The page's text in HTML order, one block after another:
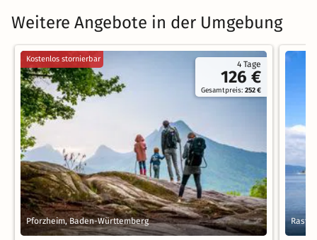
Weitere Angebote in der Umgebung
4 Tage
126 €
Gesamtpreis:252 €
Kostenlos stornierbar
Pforzheim, Baden-Württemberg